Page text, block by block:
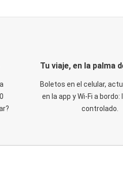
Tu viaje, en la palma
Boletos en el celular,
en la app y Wi-Fi a
controlado.